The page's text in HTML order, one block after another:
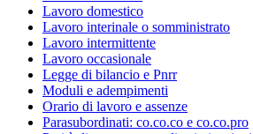
Lavoro domestico
Lavoro interinale o somministrato
Lavoro intermittente
Lavoro occasionale
Legge di bilancio e Pnrr
Moduli e adempimenti
Orario di lavoro e assenze
Parasubordinati: co.co.co e co.co.pro